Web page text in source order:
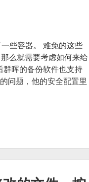
些容器。 难免的这些
么就需要考虑如何来给
群晖的备份软件也支持
问题，他的安全配置里